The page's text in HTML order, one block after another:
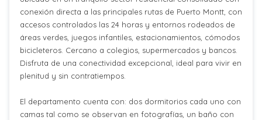
conexión directa a las principales rutas de Puerto Montt, con
accesos controlados las 24 horas y entornos rodeados de
áreas verdes, juegos infantiles, estacionamientos, cómodos
bicicleteros. Cercano a colegios, supermercados y bancos.
Disfruta de una conectividad excepcional, ideal para vivir en
plenitud y sin contratiempos.
El departamento cuenta con: dos dormitorios cada uno con
camas tal como se observan en fotografías, un baño con